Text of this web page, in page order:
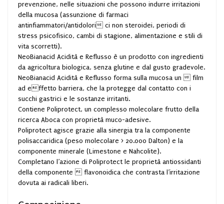
prevenzione, nelle situazioni che possono indurre irritazioni
della mucosa (assunzione di farmaci
antinfiammatori/antidolori ci non steroidei, periodi di
stress psicofisico, cambi di stagione, alimentazione e stili di
vita scorretti).
NeoBianacid Acidità e Reflusso è un prodotto con ingredienti
da agricoltura biologica, senza glutine e dal gusto gradevole.
NeoBianacid Acidità e Reflusso forma sulla mucosa un  film
ad effetto barriera, che la protegge dal contatto con i
succhi gastrici e le sostanze irritanti.
Contiene Poliprotect, un complesso molecolare frutto della
ricerca Aboca con proprietà muco-adesive.
Poliprotect agisce grazie alla sinergia tra la componente
polisaccaridica (peso molecolare > 20.000 Dalton) e la
componente minerale (Limestone e Nahcolite).
Completano l’azione di Poliprotect le proprietà antiossidanti
della componente  flavonoidica che contrasta l’irritazione
dovuta ai radicali liberi.